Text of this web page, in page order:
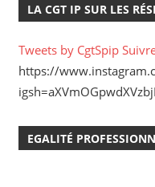
LA CGT IP SUR LES
Tweets by CgtSpip
https://
EGALITÉ